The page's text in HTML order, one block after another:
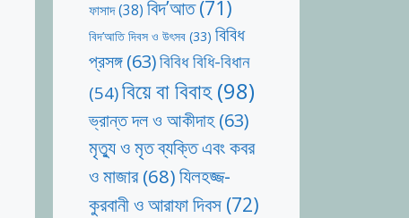
ফাসাদ(38) বিদ’আত(71)
বিদ’আতি দিবস ও উৎসব (33) বিবিধ
প্রসঙ্গ(63)বিবিধ বিধি-বিধান
(54)বিয়ে বা বিবাহ (98)
ভ্রান্ত দল ও আকীদাহ(63)
মৃত্যু ও মৃত ব্যক্তি এবং কবর
ও মাজার(68)যিলহজ্জ-
কুরবানী ও আরাফা দিবস (72)